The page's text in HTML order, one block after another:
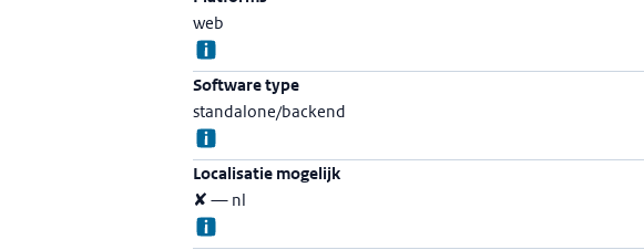
web
Software type
standalone/backend
Localisatie mogelijk
✘ — nl